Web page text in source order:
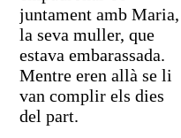
juntament amb Maria,
la seva muller, que
estava embarassada.
Mentre eren allà se li
van complir els dies
del part.